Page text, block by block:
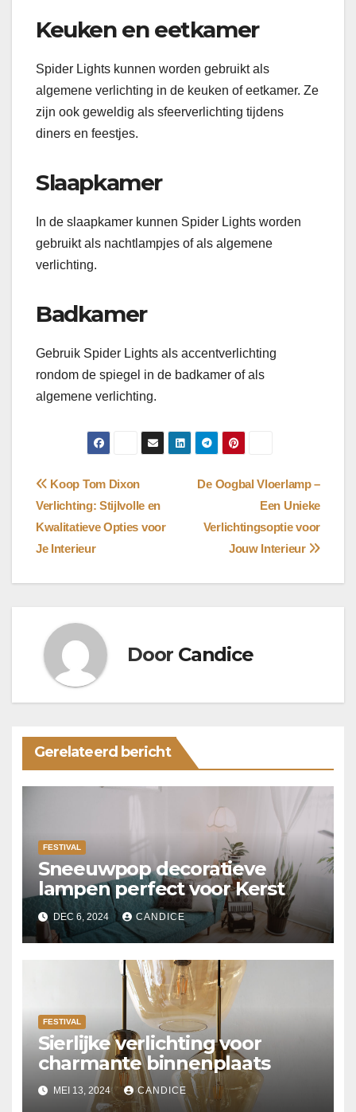
Keuken en eetkamer
Spider Lights kunnen worden gebruikt als
algemene verlichting in de keuken of eetkamer. Ze
zijn ook geweldig als sfeerverlichting tijdens
diners en feestjes.
Slaapkamer
In de slaapkamer kunnen Spider Lights worden
gebruikt als nachtlampjes of als algemene
verlichting.
Badkamer
Gebruik Spider Lights als accentverlichting
rondom de spiegel in de badkamer of als
algemene verlichting.
Bericht
navigatie
De Oogbal Vloerlamp –
Een Unieke
Verlichtingsoptie voor
Jouw Interieur
Koop Tom Dixon
Verlichting: Stijlvolle en
Kwalitatieve Opties voor
Je Interieur
Door Candice
Gerelateerd bericht
FESTIVAL
Sneeuwpop decoratieve
lampen perfect voor Kerst
DEC 6, 2024 CANDICE
FESTIVAL
Sierlijke verlichting voor
charmante binnenplaats
MEI 13, 2024 CANDICE